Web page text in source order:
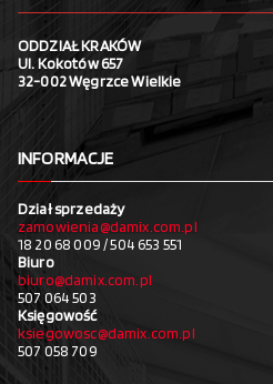
ODDZIAŁ KRAKÓW
Ul. Kokotów 657
32-002 Węgrzce Wielkie
INFORMACJE
Dział sprzedaży
zamowienia@damix.com.pl
18 20 68 009 / 504 653 551
Biuro
biuro@damix.com.pl
507 064 503
Księgowość
ksiegowosc@damix.com.pl
507 058 709